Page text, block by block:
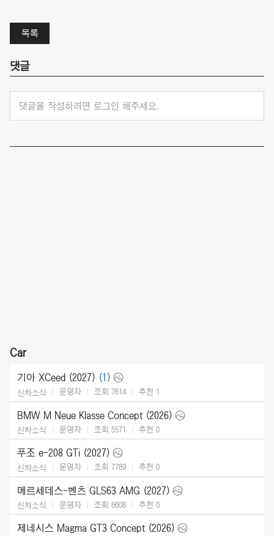
목록
댓글
댓글을 작성하려면 로그인 해주세요.
Car
기아 XCeed (2027) (1)
신차소식 운영자 조회 7614 추천 1
BMW M Neue Klasse Concept (2026)
신차소식 운영자 조회 5571 추천 0
푸조 e-208 GTi (2027)
신차소식 운영자 조회 7789 추천 0
메르세데스-벤츠 GLS63 AMG (2027)
신차소식 운영자 조회 6608 추천 0
제네시스 Magma GT3 Concept (2026)